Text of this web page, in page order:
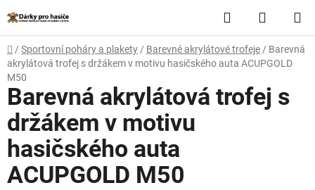
na
obsah
Hledat
KOŠÍK
Domů
/ Sportovní poháry a plakety / Barevné akrylátové trofeje / Barevná
akrylátová trofej s držákem v motivu hasičského auta ACUPGOLD
M50
Barevná akrylátová trofej s
držákem v motivu
hasičského auta
ACUPGOLD M50